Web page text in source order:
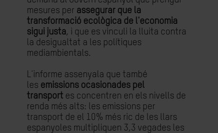
mesures per assegurar que la
transformació ecològica de l'economia
sigui justa, i que es vinculi la lluita contra
la desigualtat a les polítiques
mediambientals.
L'informe assenyala que també
les emissions ocasionades pel
transport es concentren en els nivells de
renda més alts: les emissions per
transport de el 10% més ric de les llars
espanyoles multipliquen 3,3 vegades les